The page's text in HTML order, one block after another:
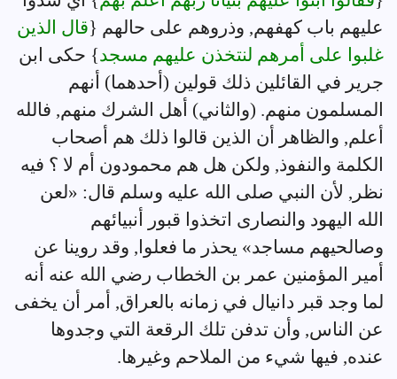
عليهم باب كهفهم, وذروهم على حالهم {قال الذين
غلبوا على أمرهم لنتخذن عليهم مسجد} حكى ابن
جرير في القائلين ذلك قولين (أحدهما) أنهم
المسلمون منهم. (والثاني) أهل الشرك منهم, فالله
أعلم, والظاهر أن الذين قالوا ذلك هم أصحاب
الكلمة والنفوذ, ولكن هل هم محمودون أم لا ؟ فيه
نظر, لأن النبي صلى الله عليه وسلم قال: «لعن
الله اليهود والنصارى اتخذوا قبور أنبيائهم
وصالحيهم مساجد» يحذر ما فعلوا, وقد روينا عن
أمير المؤمنين عمر بن الخطاب رضي الله عنه أنه
لما وجد قبر دانيال في زمانه بالعراق, أمر أن يخفى
عن الناس, وأن تدفن تلك الرقعة التي وجدوها
عنده, فيها شيء من الملاحم وغيرها.